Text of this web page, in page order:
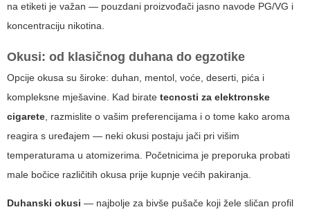
na etiketi je važan — pouzdani proizvođači jasno navode PG/VG i
koncentraciju nikotina.
Okusi: od klasičnog duhana do egzotike
Opcije okusa su široke: duhan, mentol, voće, deserti, pića i
kompleksne mješavine. Kad birate tecnosti za elektronske
cigarete, razmislite o vašim preferencijama i o tome kako aroma
reagira s uređajem — neki okusi postaju jači pri višim
temperaturama u atomizerima. Početnicima je preporuka probati
male bočice različitih okusa prije kupnje većih pakiranja.
Duhanski okusi — najbolje za bivše pušače koji žele sličan profil